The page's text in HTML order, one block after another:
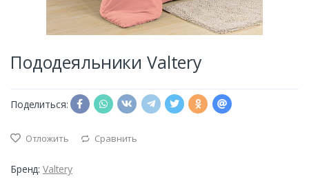
Пододеяльники Valtery
Поделиться:
Отложить Сравнить
Бренд: Valtery